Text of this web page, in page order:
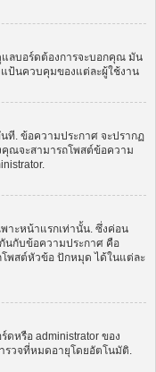
ลบอร์ดต้องการจะบอกคุณ มัน
ป้นควบคุมของแต่ละผู้ใช้งาน
. ข้อความประกาศ จะปรากฏ
ณจะสามารถโพสต์ข้อความ
าะหน้าแรกเท่านั้น. ซึ่งค่อน
นกับข้อความประกาศ คือ
พสต์หัวข้อ ปักหมุด ได้ในแต่ละ
ดหรือ administrator ของ
วจที่หมดอายุโดยอัตโนมัติ.